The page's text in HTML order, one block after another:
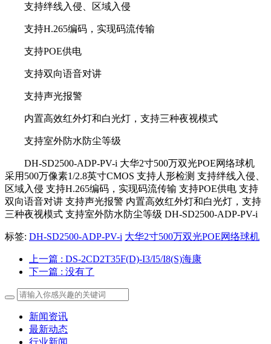
支持绊线入侵、区域入侵
支持H.265编码，实现码流传输
支持POE供电
支持双向语音对讲
支持声光报警
内置高效红外灯和白光灯，支持三种夜视模式
支持室外防水防尘等级
DH-SD2500-ADP-PV-i 大华2寸500万双光POE网络球机
采用500万像素1/2.8英寸CMOS 支持人形检测 支持绊线入侵、
区域入侵 支持H.265编码，实现码流传输 支持POE供电 支持
双向语音对讲 支持声光报警 内置高效红外灯和白光灯，支持
三种夜视模式 支持室外防水防尘等级 DH-SD2500-ADP-PV-i
标签: DH-SD2500-ADP-PV-i 大华2寸500万双光POE网络球机
上一篇 : DS-2CD2T35F(D)-I3/I5/I8(S)海康
下一篇 : 没有了
新闻资讯
最新动态
行业新闻